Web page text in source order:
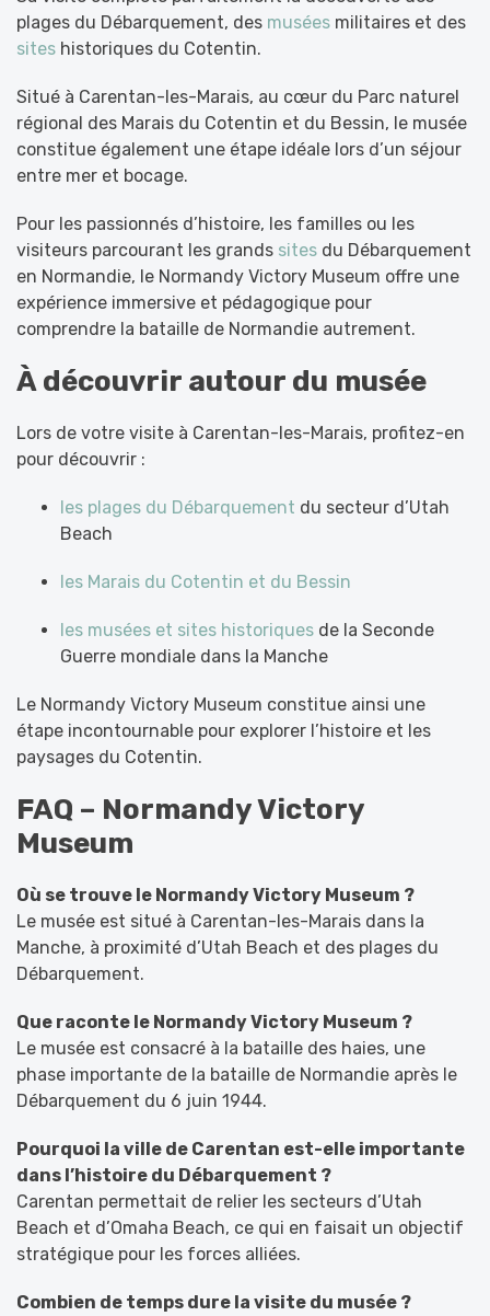
plages du Débarquement, des musées militaires et des
sites historiques du Cotentin.
Situé à Carentan-les-Marais, au cœur du Parc naturel
régional des Marais du Cotentin et du Bessin, le musée
constitue également une étape idéale lors d’un séjour
entre mer et bocage.
Pour les passionnés d’histoire, les familles ou les
visiteurs parcourant les grands sites du Débarquement
en Normandie, le Normandy Victory Museum offre une
expérience immersive et pédagogique pour
comprendre la bataille de Normandie autrement.
À découvrir autour du musée
Lors de votre visite à Carentan-les-Marais, profitez-en
pour découvrir :
les plages du Débarquement du secteur d’Utah
Beach
les Marais du Cotentin et du Bessin
les musées et sites historiques de la Seconde
Guerre mondiale dans la Manche
Le Normandy Victory Museum constitue ainsi une
étape incontournable pour explorer l’histoire et les
paysages du Cotentin.
FAQ – Normandy Victory
Museum
Où se trouve le Normandy Victory Museum ?
Le musée est situé à Carentan-les-Marais dans la
Manche, à proximité d’Utah Beach et des plages du
Débarquement.
Que raconte le Normandy Victory Museum ?
Le musée est consacré à la bataille des haies, une
phase importante de la bataille de Normandie après le
Débarquement du 6 juin 1944.
Pourquoi la ville de Carentan est-elle importante
dans l’histoire du Débarquement ?
Carentan permettait de relier les secteurs d’Utah
Beach et d’Omaha Beach, ce qui en faisait un objectif
stratégique pour les forces alliées.
Combien de temps dure la visite du musée ?